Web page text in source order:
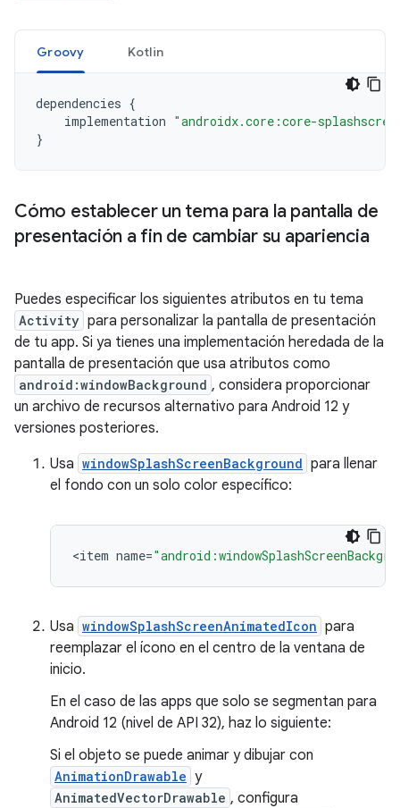
Groovy Kotlin
dependencies {
implementation "androidx.core:core-
}
Cómo establecer un tema para la pantalla de
presentación a fin de cambiar su apariencia
Puedes especificar los siguientes atributos en tu tema
Activity para personalizar la pantalla de presentación
de tu app. Si ya tienes una implementación heredada de la
pantalla de presentación que usa atributos como
android:windowBackground , considera proporcionar
un archivo de recursos alternativo para Android 12 y
versiones posteriores.
Usa windowSplashScreenBackground para llenar
el fondo con un solo color específico:
<item name=
Usa windowSplashScreenAnimatedIcon para
reemplazar el ícono en el centro de la ventana de
inicio.
En el caso de las apps que solo se segmentan para
Android 12 (nivel de API 32), haz lo siguiente:
Si el objeto se puede animar y dibujar con
AnimationDrawable y
AnimatedVectorDrawable , configura